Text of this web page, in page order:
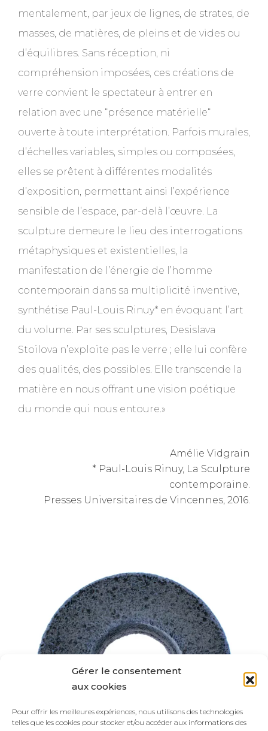
Gérer le consentement
aux cookies
Pour offrir les meilleures expériences, nous utilisons des technologies
telles que les cookies pour stocker et/ou accéder aux informations des
mentalement, par jeux de lignes, de strates, de
masses, de matières, de pleins et de vides ou
d’équilibres. Sans réception, ni
compréhension imposées, ces créations de
verre convient le spectateur à entrer en
relation avec une “présence matérielle“
ouverte à toute interprétation. Parfois murales,
d’échelles variables, simples ou composées,
elles se prêtent à différentes modalités
d’exposition, permettant ainsi l’expérience
sensible de l’espace, par-delà l’œuvre. La
sculpture demeure le lieu des interrogations
métaphysiques et existentielles, la
manifestation de l’énergie de l’homme
contemporain dans sa multiplicité inventive,
synthétise Paul-Louis Rinuy* en évoquant l’art
du volume. Par ses sculptures, Desislava
Stoilova n’exploite pas le verre ; elle lui confère
des qualités, des possibles. Elle transcende la
matière en nous offrant une vision poétique
du monde qui nous entoure.»
Amélie Vidgrain
* Paul-Louis Rinuy, La Sculpture
contemporaine.
Presses Universitaires de Vincennes, 2016.